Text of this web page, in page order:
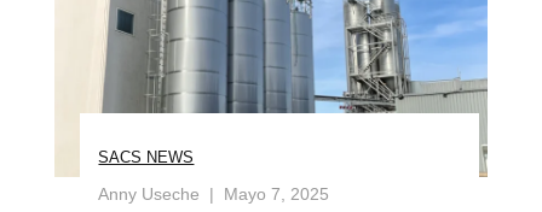
SACS NEWS
Anny Useche Mayo 7, 2025